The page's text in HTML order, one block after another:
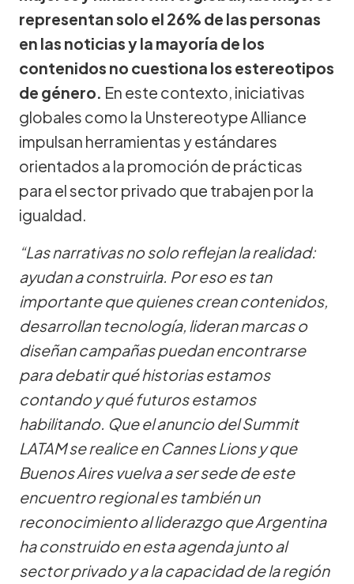
representan solo el 26% de las personas
en las noticias y la mayoría de los
contenidos no cuestiona los estereotipos
de género. En este contexto, iniciativas
globales como la Unstereotype Alliance
impulsan herramientas y estándares
orientados a la promoción de prácticas
para el sector privado que trabajen por la
igualdad.
“Las narrativas no solo reflejan la realidad:
ayudan a construirla. Por eso es tan
importante que quienes crean contenidos,
desarrollan tecnología, lideran marcas o
diseñan campañas puedan encontrarse
para debatir qué historias estamos
contando y qué futuros estamos
habilitando. Que el anuncio del Summit
LATAM se realice en Cannes Lions y que
Buenos Aires vuelva a ser sede de este
encuentro regional es también un
reconocimiento al liderazgo que Argentina
ha construido en esta agenda junto al
sector privado y a la capacidad de la región